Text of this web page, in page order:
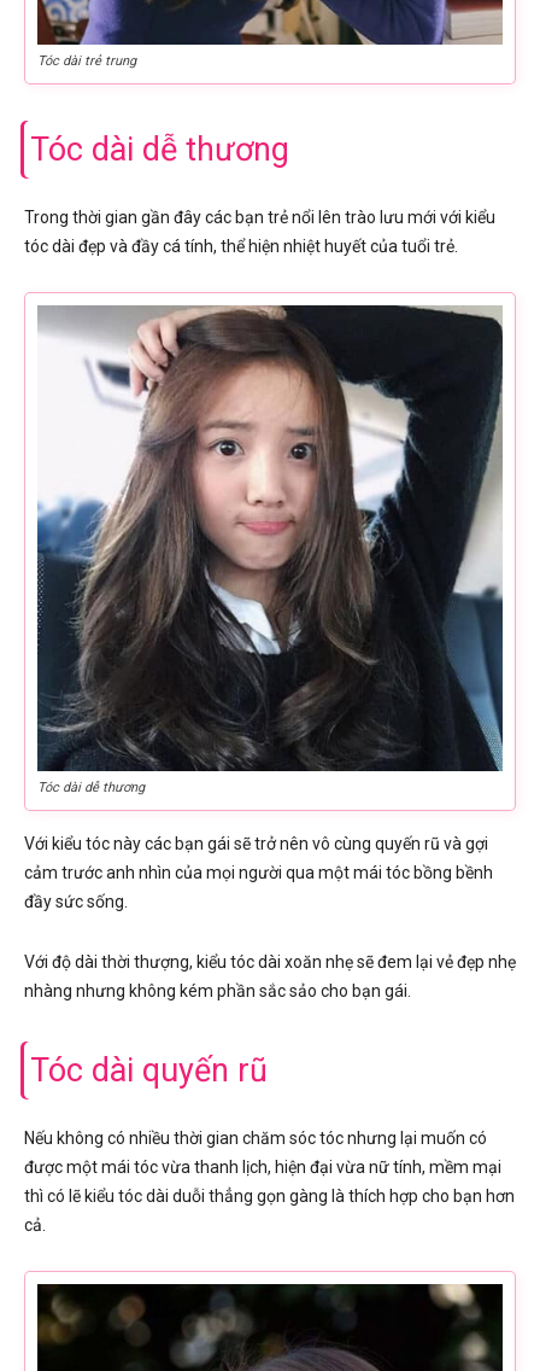
Tóc dài trẻ trung
Tóc dài dễ thương
Trong thời gian gần đây các bạn trẻ nổi lên trào lưu mới với kiểu
tóc dài đẹp và đầy cá tính, thể hiện nhiệt huyết của tuổi trẻ.
Tóc dài dễ thương
Với kiểu tóc này các bạn gái sẽ trở nên vô cùng quyến rũ và gợi
cảm trước anh nhìn của mọi người qua một mái tóc bồng bềnh
đầy sức sống.
Với độ dài thời thượng, kiểu tóc dài xoăn nhẹ sẽ đem lại vẻ đẹp nhẹ
nhàng nhưng không kém phần sắc sảo cho bạn gái.
Tóc dài quyến rũ
Nếu không có nhiều thời gian chăm sóc tóc nhưng lại muốn có
được một mái tóc vừa thanh lịch, hiện đại vừa nữ tính, mềm mại
thì có lẽ kiểu tóc dài duỗi thẳng gọn gàng là thích hợp cho bạn hơn
cả.